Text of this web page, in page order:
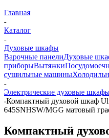
Главная
-
Каталог
-
Духовые шкафы
Варочные панелиДуховые
приборыВытяжки
сушильные машины
-
Электрические духовые
-Компактный духовой шкаф
645SNHSW/MGG матовый
Компактный